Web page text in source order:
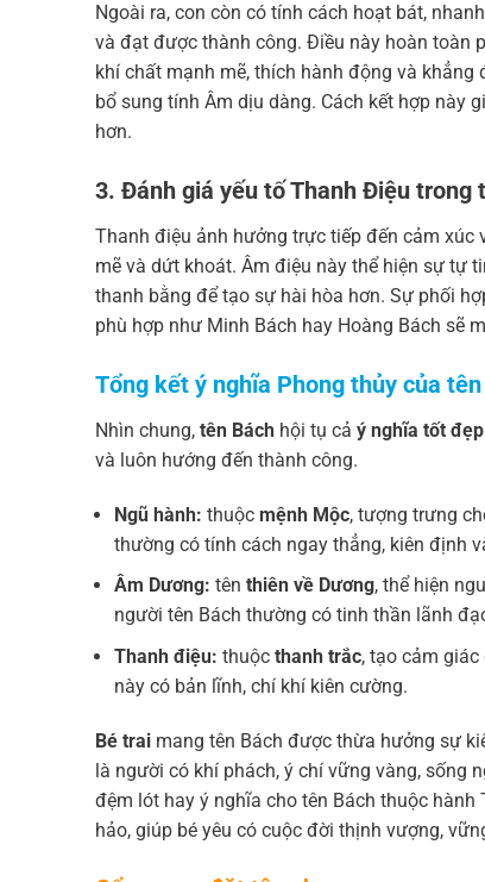
Ngoài ra, con còn có tính cách hoạt bát,
và đạt được thành công. Điều này hoàn toàn
khí chất mạnh mẽ, thích hành động và
bổ sung tính Âm dịu dàng. Cách kết hợp này
hơn.
3. Đánh giá yếu tố Thanh Điệu trong
Thanh điệu ảnh hưởng trực tiếp đến cảm xúc
mẽ và dứt khoát. Âm điệu này thể hiện sự tự
thanh bằng để tạo sự hài hòa hơn. Sự phối
phù hợp như Minh Bách hay Hoàng Bách sẽ
Tổng kết ý nghĩa Phong thủy của
Nhìn chung, tên Bách hội tụ cả ý nghĩa tốt
và luôn hướng đến thành công.
Ngũ hành: thuộc mệnh Mộc, tượng trưng
thường có tính cách ngay thẳng, kiên định
Âm Dương: tên thiên về Dương, thể hiện
người tên Bách thường có tinh thần lãnh
Thanh điệu: thuộc thanh trắc, tạo cảm
này có bản lĩnh, chí khí kiên cường.
Bé trai mang tên Bách được thừa hưởng sự
là người có khí phách, ý chí vững vàng, sống
đệm lót hay ý nghĩa cho tên Bách thuộc
hảo, giúp bé yêu có cuộc đời thịnh vượng,